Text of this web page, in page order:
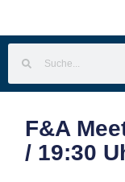
F&A
/ 19:30